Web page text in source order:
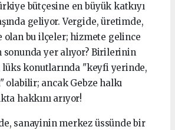
bütçesine en büyük katkıyı
geliyor. Vergide, üretimde,
olan bu ilçeler; hizmete gelince
yer alıyor? Birilerinin
lüks konutlarında "keyfi yerinde,
olabilir; ancak Gebze halkı
hakkını arıyor!
sanayinin merkez üssünde bir